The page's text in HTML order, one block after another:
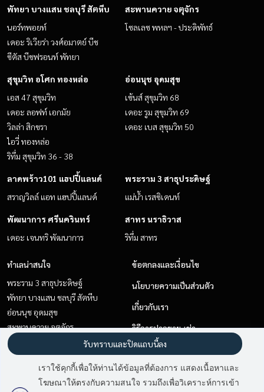
พัทยา บางแสน ชลบุรี สัตหีบ
นอร์ทพอยท์
เดอะ ริเวียร่า วงศ์อมาตย์ บีช
ซีตัส บีชฟรอนท์ พัทยา
สะพานควาย จตุจักร
โซลเลซ พหลฯ - ประดิพัทธ์
สุขุมวิท อโศก ทองหล่อ
เอส 47 สุขุมวิท
เดอะ ลอฟท์ เอกมัย
วิลล่า สิกขรา
ไอวี่ ทองหล่อ
ริทึ่ม สุขุมวิท 36 - 38
อ่อนนุช อุดมสุข
เซ้นส์ สุขุมวิท 68
เดอะ รูม สุขุมวิท 69
เดอะ เบส สุขุมวิท 50
ลาดพร้าว101 แฮปปี้แลนด์
สราญวิลล์ แอท แฮปปี้แลนด์
พระราม 3 สาธุประดิษฐ์
แม่น้ำ เรสซิเดนท์
พัฒนาการ ศรีนครินทร์
เดอะ เจนทริ พัฒนาการ
สาทร นราธิวาส
ริทึ่ม สาทร
ทำเลน่าสนใจ
พระราม 3 สาธุประดิษฐ์
พัทยา บางแสน ชลบุรี สัตหีบ
อ่อนนุช อุดมสุข
สะพานควาย จตุจักร
สาทร นราธิวาส
พัฒนาการ ศรีนครินทร์
สุขุมวิท อโศก ทองหล่อ
ลาดพร้าว101 แฮปปี้แลนด์
ข้อตกลงและเงื่อนไข
นโยบายความเป็นส่วนตัว
เกี่ยวกับเรา
วิธีการฝากขาย-เช่า
ติดต่อ
เราใช้คุกกี้เพื่อให้ท่านได้ข้อมูลที่ต้องการ แสดงเนื้อหาและ
โฆษณาให้ตรงกับความสนใจ รวมถึงเพื่อวิเคราะห์การเข้า
รับทราบและปิดแถบนี้ลง